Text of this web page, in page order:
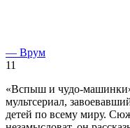
— Врум
11
«Вспыш и чудо-
мультсериал,
детей по всему миру.